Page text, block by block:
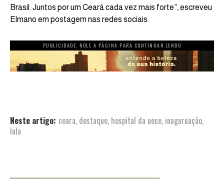
Brasil. Juntos por um Ceará cada vez mais forte”, escreveu
Elmano em postagem nas redes sociais.
PUBLICIDADE. ROLE A PÁGINA PARA CONTINUAR LENDO
Neste artigo: ceara, destaque, hospital da uece, inaguruação,
lula